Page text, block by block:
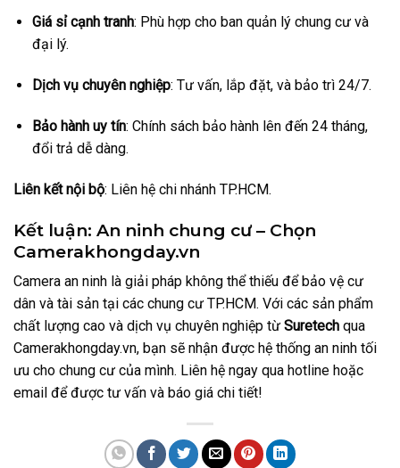
Giá sỉ cạnh tranh: Phù hợp cho ban quản lý chung cư và
đại lý.
Dịch vụ chuyên nghiệp: Tư vấn, lắp đặt, và bảo trì 24/7.
Bảo hành uy tín: Chính sách bảo hành lên đến 24 tháng,
đổi trả dễ dàng.
Liên kết nội bộ: Liên hệ chi nhánh TP.HCM.
Kết luận: An ninh chung cư – Chọn
Camerakhongday.vn
Camera an ninh là giải pháp không thể thiếu để bảo vệ cư
dân và tài sản tại các chung cư TP.HCM. Với các sản phẩm
chất lượng cao và dịch vụ chuyên nghiệp từ Suretech qua
Camerakhongday.vn, bạn sẽ nhận được hệ thống an ninh tối
ưu cho chung cư của mình. Liên hệ ngay qua hotline hoặc
email để được tư vấn và báo giá chi tiết!